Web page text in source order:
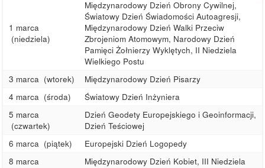
1 marca
(niedziela)
Międzynarodowy Dzień Obrony Cywilnej,
Światowy Dzień Świadomości Autoagresji,
Międzynarodowy Dzień Walki Przeciw
Zbrojeniom Atomowym, Narodowy Dzień
Pamięci Żołnierzy Wyklętych, II Niedziela
Wielkiego Postu
3 marca (wtorek)
Międzynarodowy Dzień Pisarzy
4 marca (środa)
Światowy Dzień Inżyniera
5 marca
(czwartek)
Dzień Geodety Europejskiego i Geoinformacji,
Dzień Teściowej
6 marca (piątek)
Europejski Dzień Logopedy
8 marca
Międzynarodowy Dzień Kobiet, III Niedziela